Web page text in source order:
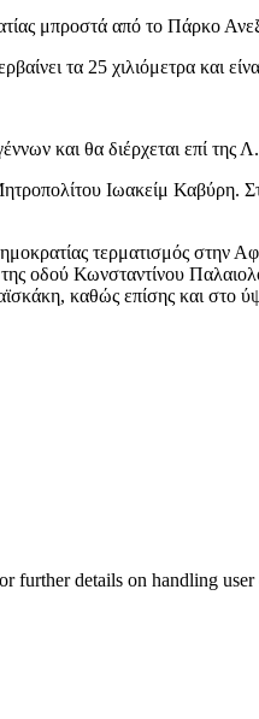
μπροστά από το Πάρκο
τα 25 χιλιόμετρα και
και θα διέρχεται επί
Ιωακείμ
τερματισμός στην
οδού Κωνσταντίνου
καθώς επίσης και στο
further details on handling user